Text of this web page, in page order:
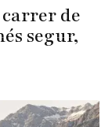
de
segur,